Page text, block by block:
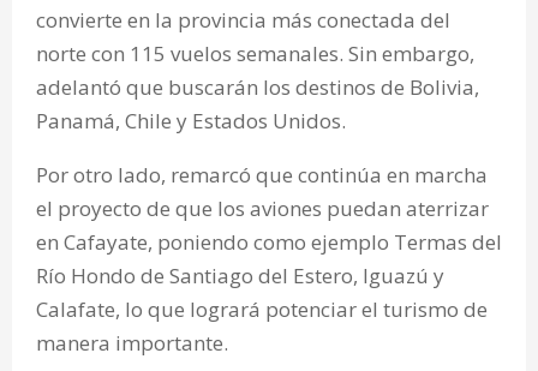
convierte en la provincia más conectada del
norte con 115 vuelos semanales. Sin embargo,
adelantó que buscarán los destinos de Bolivia,
Panamá, Chile y Estados Unidos.
Por otro lado, remarcó que continúa en marcha
el proyecto de que los aviones puedan aterrizar
en Cafayate, poniendo como ejemplo Termas del
Río Hondo de Santiago del Estero, Iguazú y
Calafate, lo que logrará potenciar el turismo de
manera importante.